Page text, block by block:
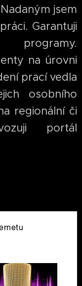
jsem
Garantuji
programy.
na úrovni
prací vedla
osobního
regionální či
portál